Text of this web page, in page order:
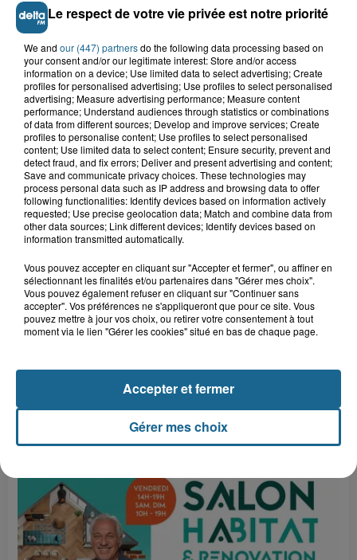
Grand jeu de l'été : les cabines de plages
Gagnez vos entrées pour Dennlys
Parc
Gagnez vos entrées pour le parc
Bagatelle
Gagnez vos entrées pour Plopsaland
Le respect de votre vie privée est notre priorité
We and our (447) partnersdo the following data processing based on
your consent and/or our legitimate interest: Store and/or access
information on a device; Use limited data to select advertising; Create
profiles for personalised advertising; Use profiles to select personalised
advertising; Measure advertising performance; Measure content
performance; Understand audiences through statistics or combinations
of data from different sources; Develop and improve services; Create
profiles to personalise content; Use profiles to select personalised
content; Use limited data to select content; Ensure security, prevent and
detect fraud, and fix errors; Deliver and present advertising and content;
Save and communicate privacy choices. These technologies may
process personal data such as IP address and browsing data to offer
following functionalities: Identify devices based on information actively
requested; Use precise geolocation data; Match and combine data from
other data sources; Link different devices; Identify devices based on
information transmitted automatically.
Vous pouvez accepter en cliquant sur "Accepter et fermer", ou affiner en
sélectionnant les finalités et/ou partenaires dans "Gérer mes choix".
Vous pouvez également refuser en cliquant sur "Continuer sans
accepter". Vos préférences ne s'appliqueront que pour ce site. Vous
pouvez mettre à jour vos choix, ou retirer votre consentement à tout
moment via le lien "Gérer les cookies" situé en bas de chaque page.
Gérer mes choix
Accepter et fermer